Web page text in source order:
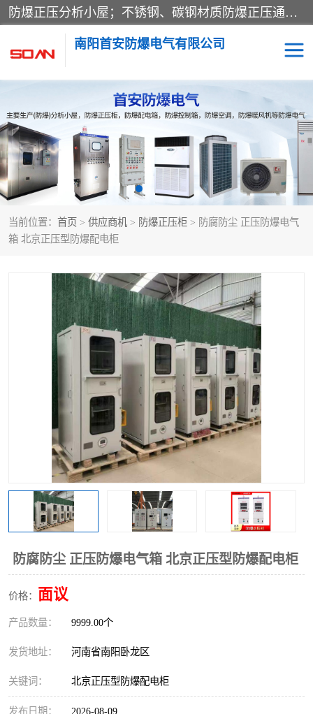
防爆正压分析小屋；不锈钢、碳钢材质防爆正压通风柜，分上下、左右、外挂三种款式；立式、挂式防爆配电柜体；不锈钢、碳钢防爆变频、磁力、星三角启动器；不锈钢、碳钢、铸铝防爆控制箱柜；可操作按键、多块式防爆仪表箱；多材质防爆接线箱；台式防爆电脑、防爆监视器。产品适配石油、化工、煤炭、电力、纺织、酿酒、航天、铁路、冶金、船舶、消防、市政等多行业工况使用。
南阳首安防爆电气有限公司
当前位置： 首页 > 供应商机 > 防爆正压柜 > 防腐防尘 正压防爆电气
箱 北京正压型防爆配电柜
防腐防尘 正压防爆电气箱 北京正压型防爆配电柜
价格： 面议
产品数量： 9999.00个
发货地址： 河南省南阳卧龙区
关键词： 北京正压型防爆配电柜
发布日期： 2026-08-09
防爆小屋 防爆正压柜
防爆空调 防爆配电箱
防爆控制箱 防爆接线箱
防爆操作柱 防爆监视显示器